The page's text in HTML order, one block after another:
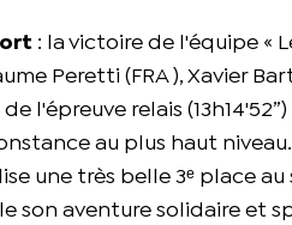
: la victoire de l'équipe «
Peretti (FRA ), Xavier
l'épreuve relais
au plus haut
une très belle 3ᵉ place
son aventure solidaire et